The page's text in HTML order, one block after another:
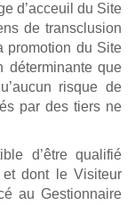
d’acceuil du Site
de transclusion
promotion du Site
déterminante que
risque de
par des tiers ne
d’être qualifié
dont le Visiteur
au Gestionnaire